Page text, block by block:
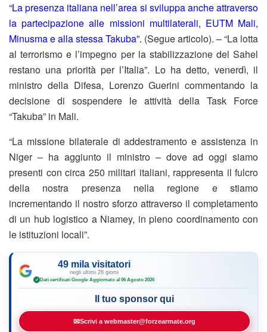
“La presenza italiana nell’area si sviluppa anche attraverso
la partecipazione alle missioni multilaterali, EUTM Mali,
Minusma e alla stessa Takuba”. (Segue articolo). – “La lotta
al terrorismo e l’impegno per la stabilizzazione del Sahel
restano una priorità per l’Italia”. Lo ha detto, venerdì, il
ministro della Difesa, Lorenzo Guerini commentando la
decisione di sospendere le attività della Task Force
“Takuba” in Mali.
“La missione bilaterale di addestramento e assistenza in
Niger – ha aggiunto il ministro – dove ad oggi siamo
presenti con circa 250 militari italiani, rappresenta il fulcro
della nostra presenza nella regione e stiamo
incrementando il nostro sforzo attraverso il completamento
di un hub logistico a Niamey, in pieno coordinamento con
le istituzioni locali”.
49 mila visitatori
negli ultimi 28 giorni
✓ Dati certificati Google·Aggiornato al 06 Agosto 2026
Il tuo sponsor qui
✉Scrivi a webmaster@forzearmate.org